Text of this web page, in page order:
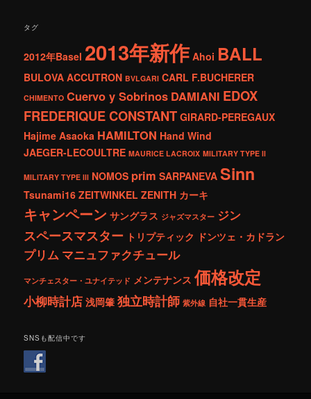
タグ
2012年Basel 2013年新作 Ahoi BALL
BULOVA ACCUTRON BVLGARI CARL F.BUCHERER
CHIMENTO Cuervo y Sobrinos DAMIANI EDOX
FREDERIQUE CONSTANT GIRARD-PEREGAUX
Hajime Asaoka HAMILTON Hand Wind
JAEGER-LECOULTRE MAURICE LACROIX MILITARY TYPE ll
MILITARY TYPE lll NOMOS prim SARPANEVA Sinn
Tsunami16 ZEITWINKEL ZENITH カーキ
キャンペーン サングラス ジャズマスター ジン
スペースマスター トリプティック ドンツェ・カドラン
プリム マニュファクチュール
マンチェスター・ユナイテッド メンテナンス 価格改定
小柳時計店 浅岡肇 独立時計師 紫外線 自社一貫生産
SNSも配信中です